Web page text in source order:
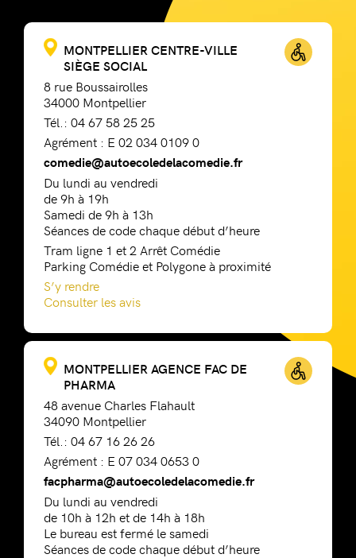
MONTPELLIER CENTRE-VILLE
SIÈGE SOCIAL
8 rue Boussairolles
34000 Montpellier
Tél.: 04 67 58 25 25
Agrément : E 02 034 0109 0
comedie@autoecoledelacomedie.fr
Du lundi au vendredi
de 9h à 19h
Samedi de 9h à 13h
Séances de code chaque début d’heure
Tram ligne 1 et 2 Arrêt Comédie
Parking Comédie et Polygone à proximité
S’y rendre
Consulter les avis
MONTPELLIER AGENCE FAC DE
PHARMA
48 avenue Charles Flahault
34090 Montpellier
Tél.: 04 67 16 26 26
Agrément : E 07 034 0653 0
facpharma@autoecoledelacomedie.fr
Du lundi au vendredi
de 10h à 12h et de 14h à 18h
Le bureau est fermé le samedi
Séances de code chaque début d’heure